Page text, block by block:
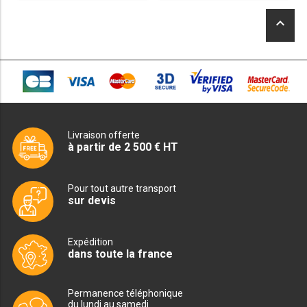
SOUBASSEMENT RÉFRIGÉRÉ
TABLE DE PRÉPARATION COMPACTE
TABLE DE PRÉPARATION 700 / 800
SALADETTE COMPACTE
SALADETTE 800 VITRÉE
MEUBLE À PIZZA
MEUBLE À PIZZA
keyboard_arrow_up
Livraison offerte
à partir de 2 500 € HT
Pour tout autre transport
sur devis
Expédition
dans toute la france
Permanence téléphonique
du lundi au samedi